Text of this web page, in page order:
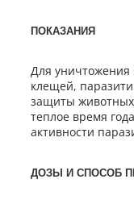
ПОКАЗАНИЯ
Для уничтожения
клещей,
защиты животных
теплое время
активности
ДОЗЫ И СПОСОБ